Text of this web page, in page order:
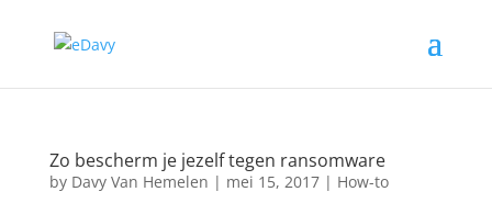
Zo bescherm je jezelf tegen ransomware
by Davy Van Hemelen | mei 15, 2017| How-to